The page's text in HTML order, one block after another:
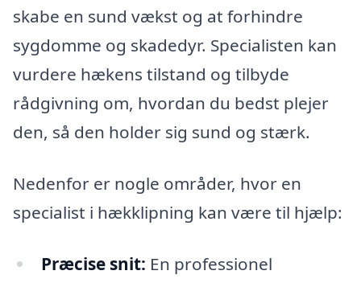
skabe en sund vækst og at forhindre
sygdomme og skadedyr. Specialisten kan
vurdere hækens tilstand og tilbyde
rådgivning om, hvordan du bedst plejer
den, så den holder sig sund og stærk.
Nedenfor er nogle områder, hvor en
specialist i hækklipning kan være til hjælp:
Præcise snit: En professionel